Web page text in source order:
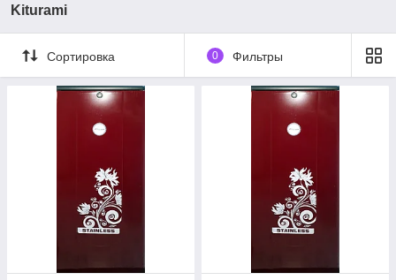
Kiturami
Сортировка 0 Фильтры